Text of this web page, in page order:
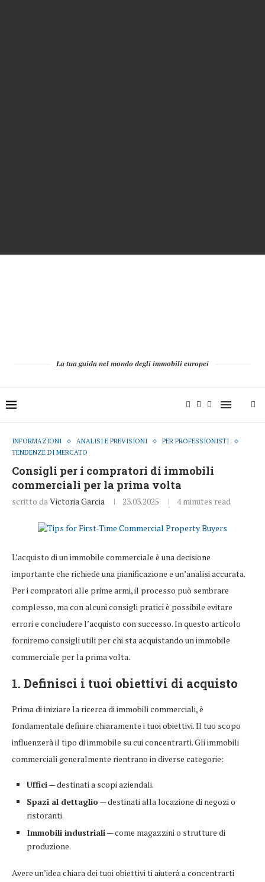
La tua guida nel mondo degli immobili europei
INFORMAZIONI ANALISI E PREVISIONI
PER PROFESSIONISTI
TENDENZE DI MERCATO
Consigli per i compratori di immobili
commerciali per la prima volta
scritto daVictoria Garcia 23.03.2025 4 minutes read
L’acquisto di un immobile commerciale è una decisione
importante che richiede una pianificazione e un’analisi accurata.
Per i compratori alle prime armi, il processo può sembrare
complesso, ma con alcuni consigli pratici è possibile evitare
errori e concludere l’acquisto con successo. In questo articolo
forniremo consigli utili per chi sta acquistando un immobile
commerciale per la prima volta.
1. Definisci i tuoi obiettivi di acquisto
Prima di iniziare la ricerca di immobili commerciali, è
fondamentale definire chiaramente i tuoi obiettivi. Il tuo scopo
influenzerà il tipo di immobile su cui concentrarti. Gli immobili
commerciali generalmente rientrano in diverse categorie:
Uffici— destinati a scopi aziendali.
Spazi al dettaglio— destinati alla locazione di negozi o
ristoranti.
Immobili industriali— come magazzini o strutture di
produzione.
Avere un’idea chiara dei tuoi obiettivi ti aiuterà a concentrarti